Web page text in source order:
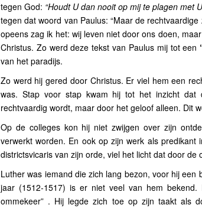
tegen God: “Houdt U dan nooit op mij te plagen met
tegen dat woord van Paulus: “Maar de
opeens zag ik het: wij leven niet door ons doen,
Christus. Zo werd deze tekst van Paulus mij tot een
van het paradijs.
Zo werd hij gered door Christus. Er viel hem een
was. Stap voor stap kwam hij tot het inzicht
rechtvaardig wordt, maar door het geloof alleen. Dit
Op de colleges kon hij niet zwijgen over zijn
verwerkt worden. En ook op zijn werk als
districtsvicaris van zijn orde, viel het licht dat door de
Luther was iemand die zich lang bezon, voor hij
jaar (1512-1517) is er niet veel van hem
ommekeer” . Hij legde zich toe op zijn taakt als